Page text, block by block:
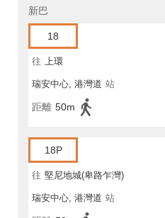
新巴
18
往 上環
瑞安中心, 港灣道 站
距離 50m
18P
往 堅尼地城(卑路乍灣)
瑞安中心, 港灣道 站